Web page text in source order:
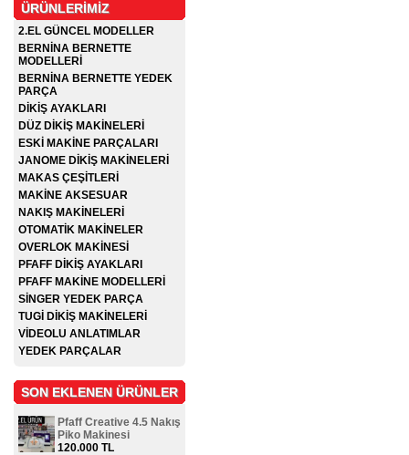
ÜRÜNLERİMİZ
2.EL GÜNCEL MODELLER
BERNİNA BERNETTE
MODELLERİ
BERNİNA BERNETTE YEDEK
PARÇA
DİKİŞ AYAKLARI
DÜZ DİKİŞ MAKİNELERİ
ESKİ MAKİNE PARÇALARI
JANOME DİKİŞ MAKİNELERİ
MAKAS ÇEŞİTLERİ
MAKİNE AKSESUAR
NAKIŞ MAKİNELERİ
OTOMATİK MAKİNELER
OVERLOK MAKİNESİ
PFAFF DİKİŞ AYAKLARI
PFAFF MAKİNE MODELLERİ
SİNGER YEDEK PARÇA
TUGİ DİKİŞ MAKİNELERİ
VİDEOLU ANLATIMLAR
YEDEK PARÇALAR
SON EKLENEN ÜRÜNLER
Pfaff Creative 4.5 Nakış
Piko Makinesi
120.000 TL